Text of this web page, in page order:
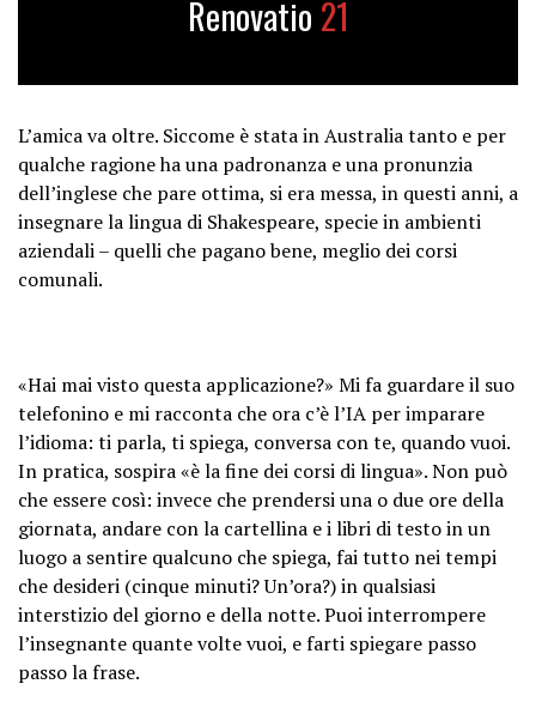
Renovatio 21
L’amica va oltre. Siccome è stata in Australia tanto e per
qualche ragione ha una padronanza e una pronunzia
dell’inglese che pare ottima, si era messa, in questi anni, a
insegnare la lingua di Shakespeare, specie in ambienti
aziendali – quelli che pagano bene, meglio dei corsi
comunali.
«Hai mai visto questa applicazione?» Mi fa guardare il suo
telefonino e mi racconta che ora c’è l’IA per imparare
l’idioma: ti parla, ti spiega, conversa con te, quando vuoi.
In pratica, sospira «è la fine dei corsi di lingua». Non può
che essere così: invece che prendersi una o due ore della
giornata, andare con la cartellina e i libri di testo in un
luogo a sentire qualcuno che spiega, fai tutto nei tempi
che desideri (cinque minuti? Un’ora?) in qualsiasi
interstizio del giorno e della notte. Puoi interrompere
l’insegnante quante volte vuoi, e farti spiegare passo
passo la frase.